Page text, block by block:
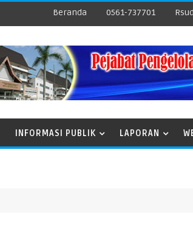
Beranda 0561-737701
INFORMASI PUBLIK LAPORAN